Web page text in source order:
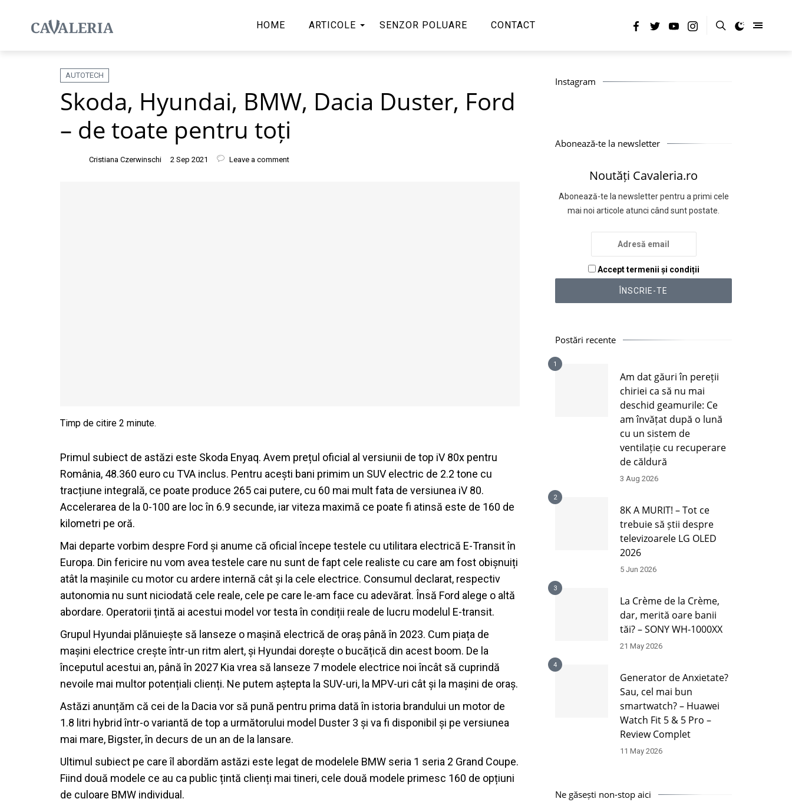
HOME ARTICOLE SENZOR POLUARE CONTACT
AUTOTECH
Skoda, Hyundai, BMW, Dacia Duster, Ford
– de toate pentru toți
Cristiana Czerwinschi 2 Sep 2021 Leave a comment
Primul subiect de astăzi este Skoda Enyaq. Avem prețul oficial al versiunii de top iV 80x pentru
România, 48.360 euro cu TVA inclus. Pentru acești bani primim un SUV electric de 2.2 tone cu
tracțiune integrală, ce poate produce 265 cai putere, cu 60 mai mult fata de versiunea iV 80.
Accelerarea de la 0-100 are loc în 6.9 secunde, iar viteza maximă ce poate fi atinsă este de 160 de
kilometri pe oră.
Mai departe vorbim despre Ford și anume că oficial începe testele cu utilitara electrică E-Transit în
Europa. Din fericire nu vom avea testele care nu sunt de fapt cele realiste cu care am fost obișnuiți
atât la mașinile cu motor cu ardere internă cât și la cele electrice. Consumul declarat, respectiv
autonomia nu sunt niciodată cele reale, cele pe care le-am face cu adevărat. Însă Ford alege o altă
abordare. Operatorii țintă ai acestui model vor testa în condiții reale de lucru modelul E-transit.
Grupul Hyundai plănuiește să lanseze o mașină electrică de oraș până în 2023. Cum piața de
mașini electrice crește într-un ritm alert, și Hyundai dorește o bucățică din acest boom. De la
începutul acestui an, până în 2027 Kia vrea să lanseze 7 modele electrice noi încât să cuprindă
nevoile mai multor potențiali clienți. Ne putem aștepta la SUV-uri, la MPV-uri cât și la mașini de oraș.
Astăzi anunțăm că cei de la Dacia vor să pună pentru prima dată în istoria brandului un motor de
1.8 litri hybrid într-o variantă de top a următorului model Duster 3 și va fi disponibil și pe versiunea
mai mare, Bigster, în decurs de un an de la lansare.
Ultimul subiect pe care îl abordăm astăzi este legat de modelele BMW seria 1 seria 2 Grand Coupe.
Fiind două modele ce au ca public țintă clienți mai tineri, cele două modele primesc 160 de opțiuni
de culoare BMW individual.
Instagram
Abonează-te la newsletter
Noutăți Cavaleria.ro
Abonează-te la newsletter pentru a primi cele
mai noi articole atunci când sunt postate.
Accept termenii și condiții
Postări recente
1
Am dat găuri în pereții
chiriei ca să nu mai
deschid geamurile: Ce
am învățat după o lună
cu un sistem de
ventilație cu recuperare
de căldură
3 Aug 2026
2
8K A MURIT! – Tot ce
trebuie să știi despre
televizoarele LG OLED
2026
5 Jun 2026
3
La Crème de la Crème,
dar, merită oare banii
tăi? – SONY WH-1000XX
21 May 2026
4
Generator de Anxietate?
Sau, cel mai bun
smartwatch? – Huawei
Watch Fit 5 & 5 Pro –
Review Complet
11 May 2026
Ne găsești non-stop aici